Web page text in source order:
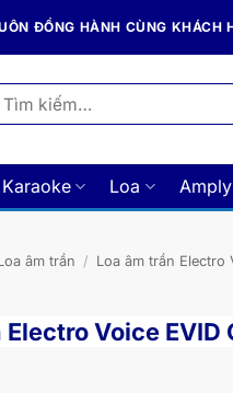
ĐỒNG HÀNH CÙNG KHÁCH
Loa Amply
âm trần / Loa âm trần Electro
Voice EVID